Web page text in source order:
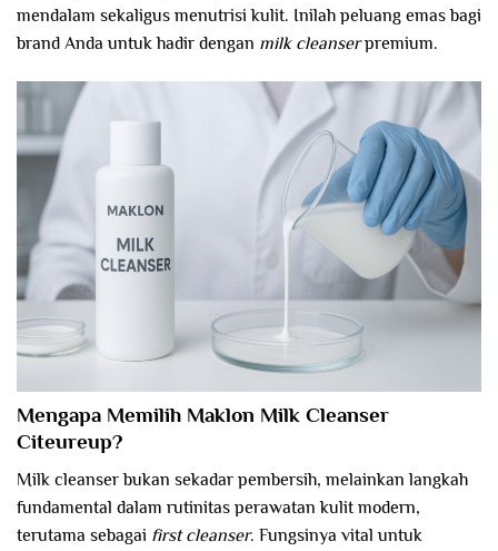
mendalam sekaligus menutrisi kulit. Inilah peluang emas bagi
brand Anda untuk hadir dengan milk cleanserpremium.
Mengapa Memilih Maklon Milk Cleanser
Citeureup?
Milk cleanser bukan sekadar pembersih, melainkan langkah
fundamental dalam rutinitas perawatan kulit modern,
terutama sebagai first cleanser. Fungsinya vital untuk